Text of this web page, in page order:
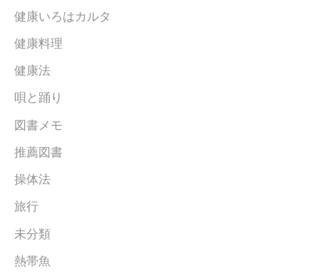
健康いろはカルタ
健康料理
健康法
唄と踊り
図書メモ
推薦図書
操体法
旅行
未分類
熱帯魚